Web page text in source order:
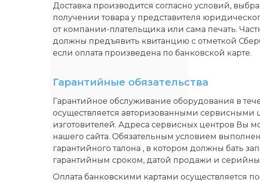
Доставка производится согласно условий,
получении товара у представителя
от компании-плательщика или сама печать.
должны предъявить квитанцию с отметкой
если оплата произведена по банковской карте.
Гарантийные обязательства
Гарантийное обслуживание оборудования в
осуществляется авторизованными сервисными
изготовителей. Адреса сервисных центров Вы
нашего сайта. Обязательным условием
гарантийного талона , в котором должны бать
гарантийным сроком, датой продажи и
Оплата банковскими картами осуществляется